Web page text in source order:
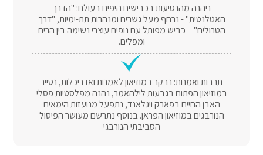
ניהנה מהנסיעות בכבישים היפים בעולם: "הדרך
האטלנטית" - נרחף מעל גשרים ומנהרות תת-ימיות, "דרך
הטרולים" – כביש מפותל עם נופים עוצרי נשימה בין הרים
ומפלים.
תרבות ואמנות: נבקר במוזיאון לאמנות ואדריכלות, נסייר
במוזיאון הפתוח בגבעות לילהאמר, נהנה מפלסטיות פסלי
האבן החיים בפארק ויגלאנד, נתפעל מנועזות הימאים
הנורבגים במוזיאון הפראן. בנוסף נתרשם מעושר הפיסול
הסביבתי הנורבגי